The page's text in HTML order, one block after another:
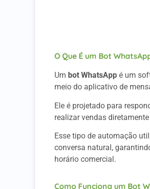
O Que É um Bot
Um bot WhatsApp é um
meio do aplicativo de
Ele é projetado para
realizar vendas
Esse tipo de automação
conversa natural,
horário comercial.
Como Funciona um Bot